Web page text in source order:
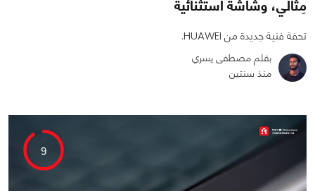
مِثالي، وشاشة استثنائية
تحفة فنية جديدة من HUAWEI.
بقلم مصطفى يسري
منذ سنتين
9